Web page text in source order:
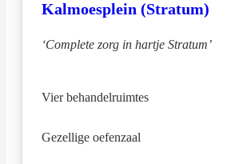
Kalmoesplein (Stratum)
‘Complete zorg in hartje Stratum’
Vier behandelruimtes
Gezellige oefenzaal